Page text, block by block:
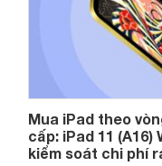
Mua iPad theo
cấp: iPad 11 (A16)
kiểm soát chi phí